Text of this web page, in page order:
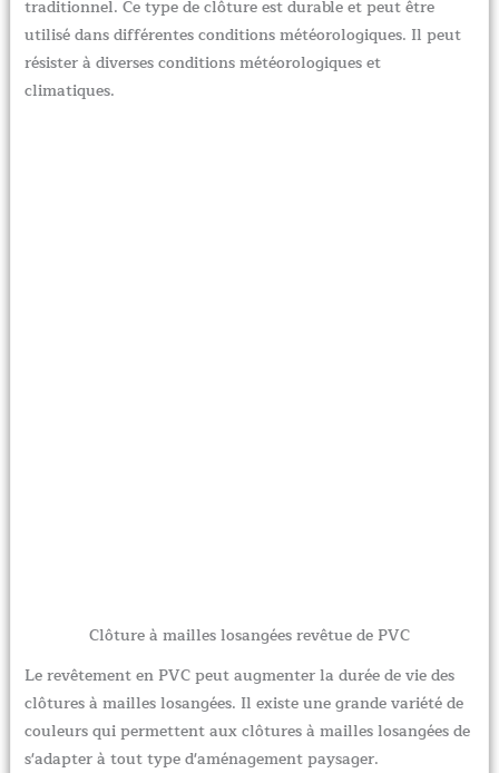
traditionnel. Ce type de clôture est durable et peut être
utilisé dans différentes conditions météorologiques. Il peut
résister à diverses conditions météorologiques et
climatiques.
Clôture à mailles losangées revêtue de PVC
Le revêtement en PVC peut augmenter la durée de vie des
clôtures à mailles losangées. Il existe une grande variété de
couleurs qui permettent aux clôtures à mailles losangées de
s'adapter à tout type d'aménagement paysager.